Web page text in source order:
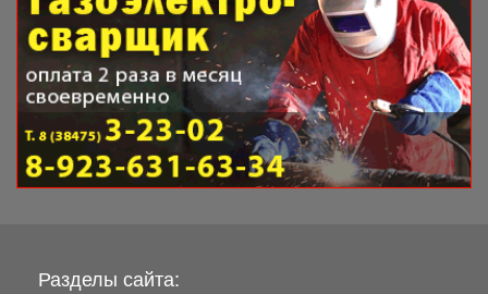
Разделы сайта: